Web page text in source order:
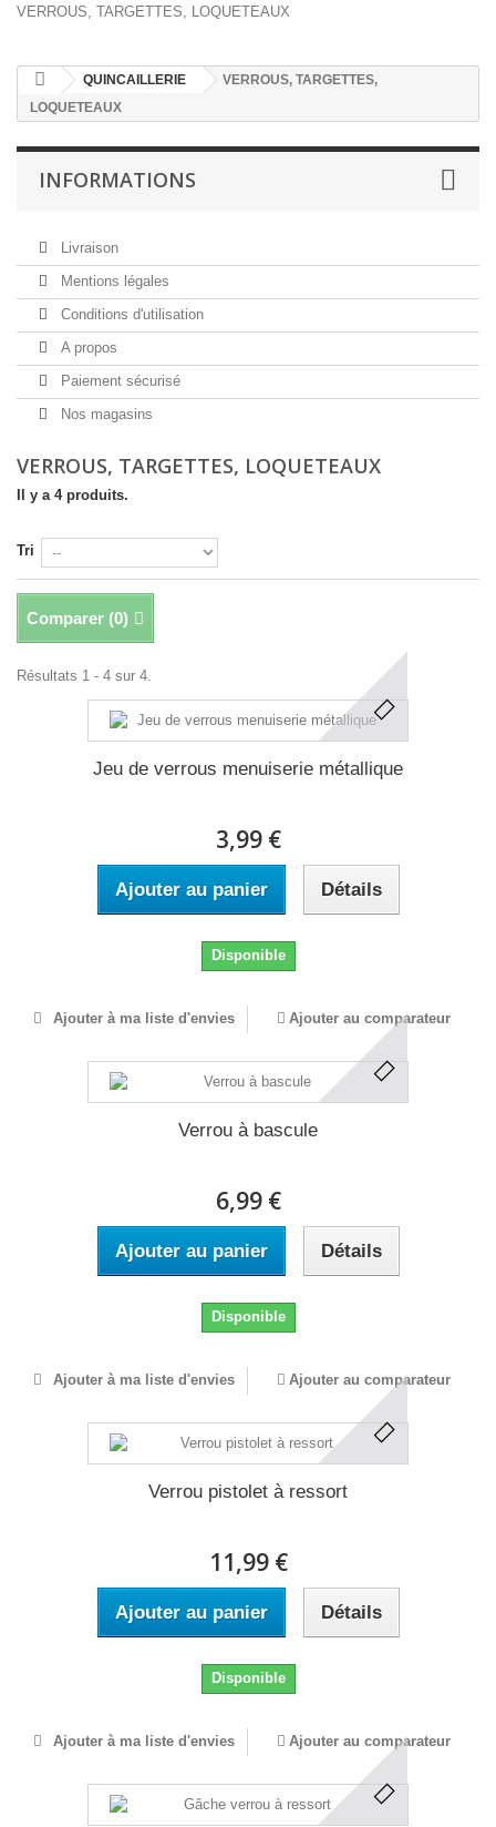
VERROUS, TARGETTES, LOQUETEAUX
QUINCAILLERIE
VERROUS, TARGETTES,
LOQUETEAUX
INFORMATIONS
Livraison
Mentions légales
Conditions d'utilisation
A propos
Paiement sécurisé
Nos magasins
VERROUS, TARGETTES, LOQUETEAUX
Il y a 4 produits.
Tri
Comparer (0)
Résultats 1 - 4 sur 4.
Jeu de verrous menuiserie métallique
3,99 €
Ajouter au panier Détails
Disponible
Ajouter à ma liste d'envies Ajouter au comparateur
Verrou à bascule
6,99 €
Ajouter au panier Détails
Disponible
Ajouter à ma liste d'envies Ajouter au comparateur
Verrou pistolet à ressort
11,99 €
Ajouter au panier Détails
Disponible
Ajouter à ma liste d'envies Ajouter au comparateur